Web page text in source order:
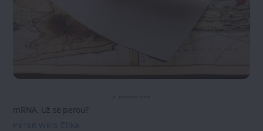
mRNA. Už se perou?
PETER WEIS Etika